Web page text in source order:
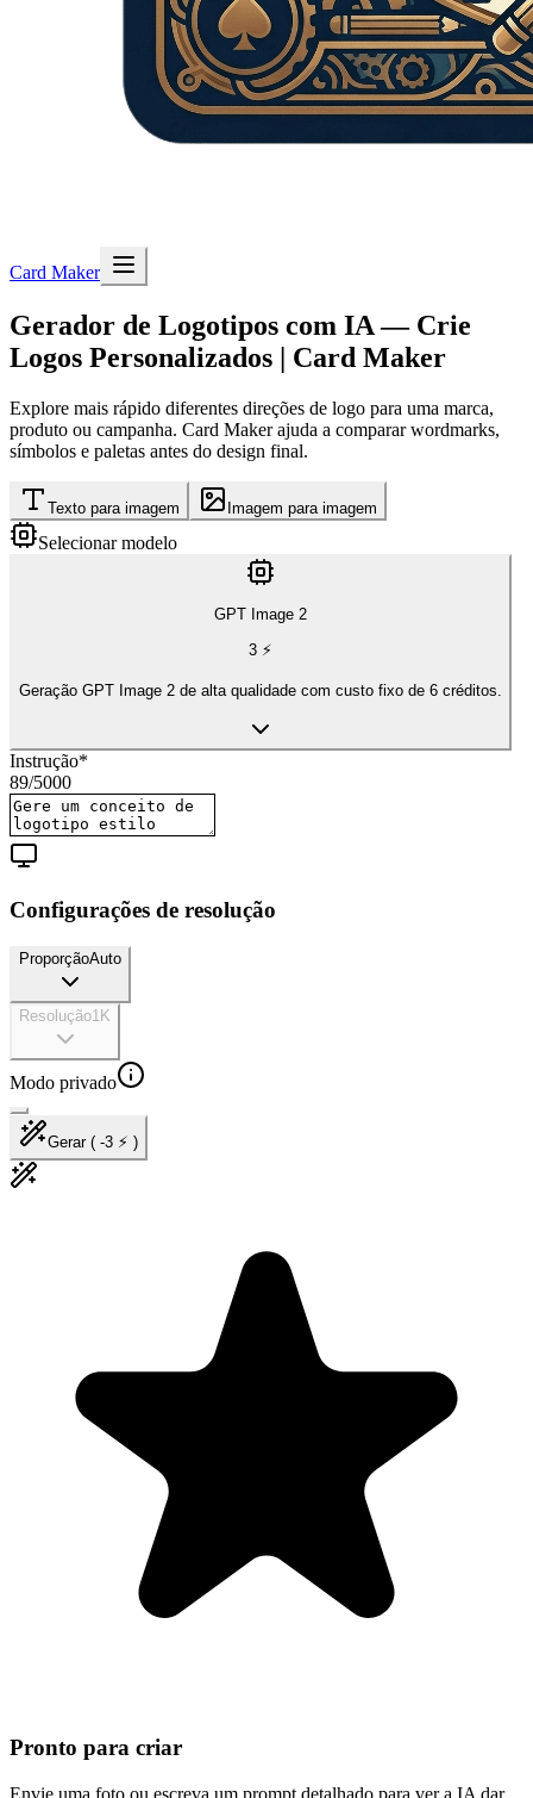
Card Maker
Gerador de Logotipos com IA — Crie
Logos Personalizados | Card Maker
Explore mais rápido diferentes direções de logo para uma marca,
produto ou campanha. Card Maker ajuda a comparar wordmarks,
símbolos e paletas antes do design final.
Texto para imagem Imagem para imagem
Selecionar modelo
GPT Image 2
3 ⚡
Geração GPT Image 2 de alta qualidade com custo fixo de 6 créditos.
Instrução*
89/5000
Configurações de resolução
ProporçãoAuto
Resolução1K
Modo privado
Gerar ( -3 ⚡ )
Pronto para criar
Envie uma foto ou escreva um prompt detalhado para ver a IA dar